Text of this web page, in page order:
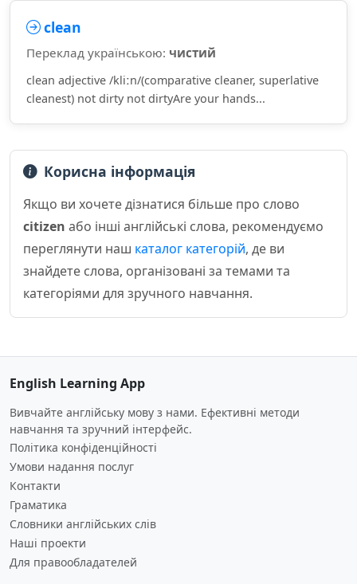
clean
Переклад українською: чистий
clean adjective /kliːn/(comparative cleaner, superlative
cleanest) not dirty not dirtyAre your hands...
Корисна інформація
Якщо ви хочете дізнатися більше про слово
citizen або інші англійські слова, рекомендуємо
переглянути наш каталог категорій, де ви
знайдете слова, організовані за темами та
категоріями для зручного навчання.
English Learning App
Вивчайте англійську мову з нами. Ефективні методи
навчання та зручний інтерфейс.
Політика конфіденційності
Умови надання послуг
Контакти
Граматика
Словники англійських слів
Наші проекти
Для правообладателей